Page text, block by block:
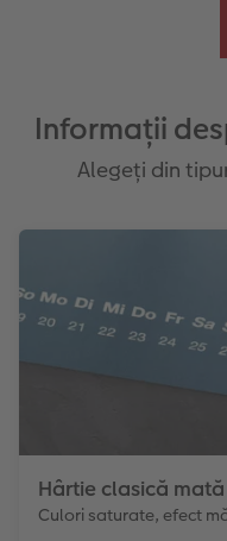
Informații
Alegeți din
Hârtie clasică mată
Culori saturate, efect